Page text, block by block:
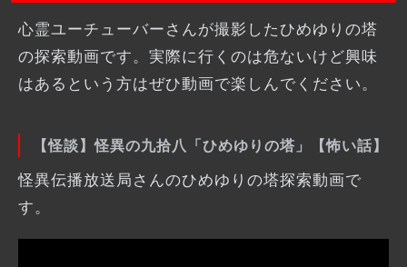
心霊ユーチューバーさんが撮影したひめゆりの塔
の探索動画です。実際に行くのは危ないけど興味
はあるという方はぜひ動画で楽しんでください。
【怪談】怪異の九拾八「ひめゆりの塔」【怖い話】
怪異伝播放送局さんのひめゆりの塔探索動画で
す。